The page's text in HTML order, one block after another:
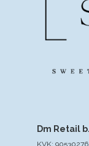
Dm Retail
KVK: 90530276